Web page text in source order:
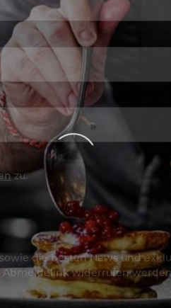
zu.
die besten News und
widerrufen